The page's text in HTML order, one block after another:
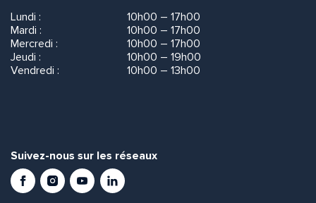
Lundi :
10h00 – 17h00
Mardi :
10h00 – 17h00
Mercredi :
10h00 – 17h00
Jeudi :
10h00 – 19h00
Vendredi :
10h00 – 13h00
Suivez-nous sur les réseaux
FacebookInstagramYoutubeLinkedIn